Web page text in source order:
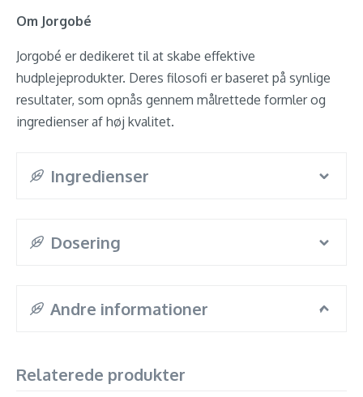
Om Jorgobé
Jorgobé er dedikeret til at skabe effektive
hudplejeprodukter. Deres filosofi er baseret på synlige
resultater, som opnås gennem målrettede formler og
ingredienser af høj kvalitet.
Ingredienser
Dosering
Andre informationer
Relaterede produkter